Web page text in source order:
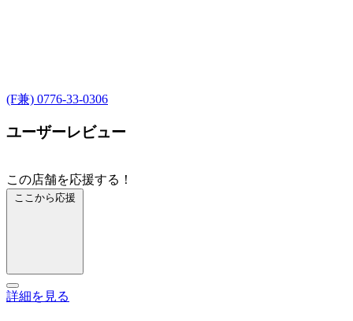
(F兼) 0776-33-0306
ユーザーレビュー
この店舗を応援する！
ここから応援
詳細を見る